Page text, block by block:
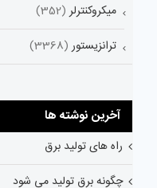
میکروکنترلر (352)
ترانزیستور (3368)
آخرین نوشته ها
راه های تولید برق
چگونه برق تولید می شود